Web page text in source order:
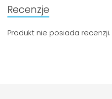
Recenzje
Produkt nie posiada recenzji.